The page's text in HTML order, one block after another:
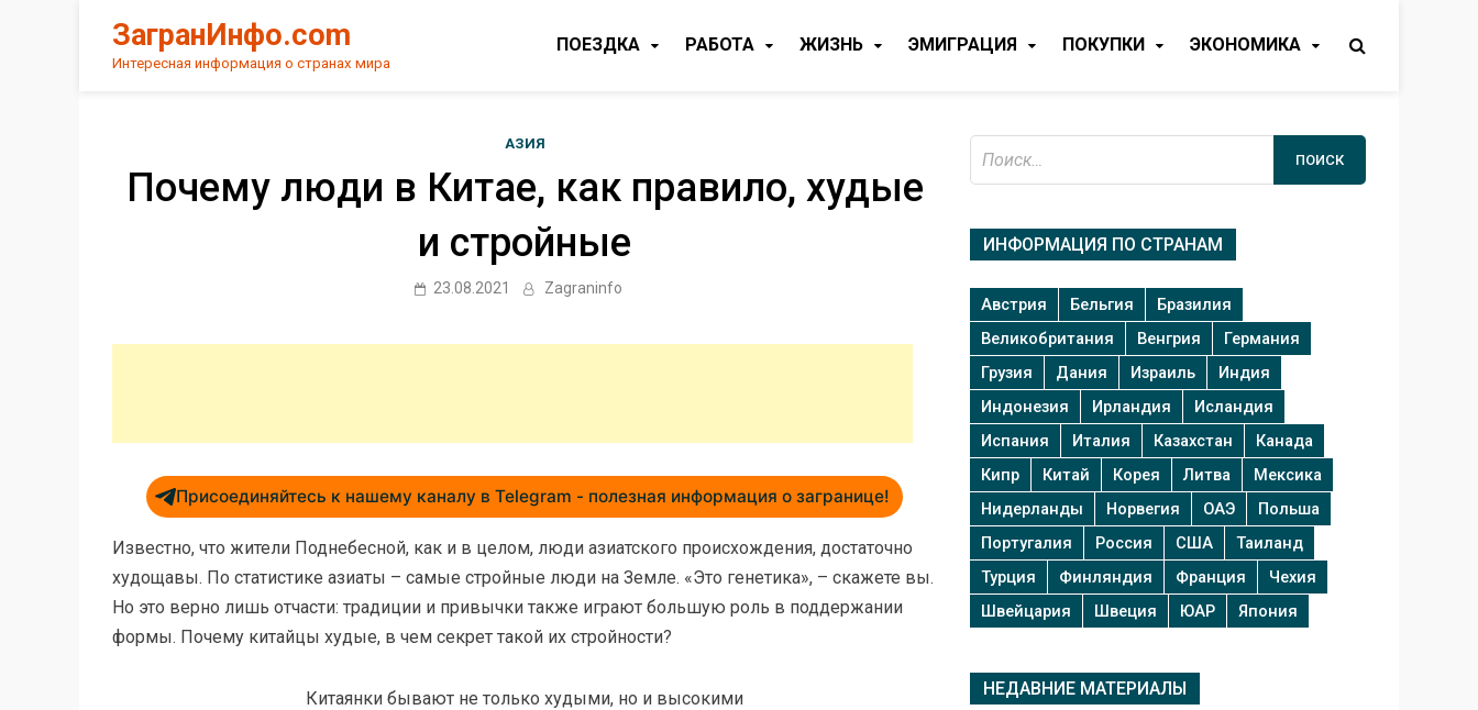
content
ЗагранИнфо.com
Интересная информация о странах мира
ПОЕЗДКА РАБОТА ЖИЗНЬ ЭМИГРАЦИЯ ПОКУПКИ ЭКОНОМИКА
АЗИЯ
Почему люди в Китае, как правило, худые
и стройные
23.08.2021 Zagraninfo
Присоединяйтесь к нашему каналу в Telegram - полезная информация о загранице!
Известно, что жители Поднебесной, как и в целом, люди азиатского происхождения, достаточно
худощавы. По статистике азиаты – самые стройные люди на Земле. «Это генетика», – скажете вы.
Но это верно лишь отчасти: традиции и привычки также играют большую роль в поддержании
формы. Почему китайцы худые, в чем секрет такой их стройности?
Китаянки бывают не только худыми, но и высокими
ИНФОРМАЦИЯ ПО СТРАНАМ
Австрия Бельгия
Бразилия
Великобритания
Венгрия
Германия
Грузия
Дания Израиль
Индия
Индонезия
Ирландия
Исландия
Испания
Италия Казахстан
Канада
Кипр
Китай Корея Литва
Мексика
Нидерланды
Норвегия ОАЭ
Польша
Португалия
Россия США
Таиланд
Турция
Финляндия Франция
Чехия
Швейцария
Швеция ЮАР Япония
НЕДАВНИЕ МАТЕРИАЛЫ